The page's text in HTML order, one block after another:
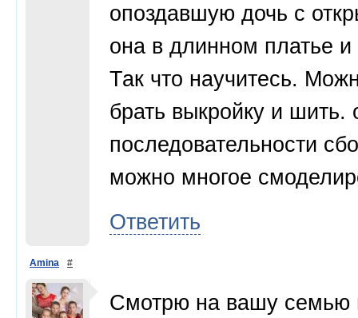
опоздавшую дочь с
она в длинном платье и
Так что научитесь.
брать выкройку и
последовательности
можно многое
Ответить
Amina #
Смотрю на вашу семью